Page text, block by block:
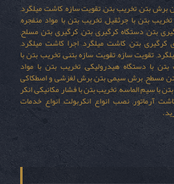
برش بتن, تخریب بتن, تقویت سازه, کاشت میلگرد,
بتن با جرثقیل, تخریب بتن با مواد منفجره,
بتن, دستگاه کرگیری بتن, کرگیری بتن مسلح,
کرگیری بتن, کاشت میلگرد, اجرا کاشت میلگرد,
تقویت سازه, تقویت سازه بتنی, تخریب بتن با
بتن با دستگاه هیدرولیکی, تخریب بتن با مواد
مسطح, برش سیمی بتن, برش لغزشی و اصطکاکی
با سیم الماسه, تخریب بتن با فشار مکانیکی, انکر
آرماتور, نصب انواع انکربولت, انواع خدمات